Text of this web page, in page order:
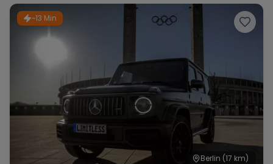
~13 Min
Berlin (17 km)